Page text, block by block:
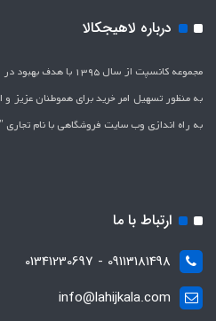
درباره لاهیجکالا
مجموعه کانسپت از سال
به منظور تسهیل امر خرید برای هموطنان عزیز و
به راه اندازی وب سایت فروشگاهی با نام تجاری
ارتباط با ما
09113181498 - 01341230697
info@lahijkala.com